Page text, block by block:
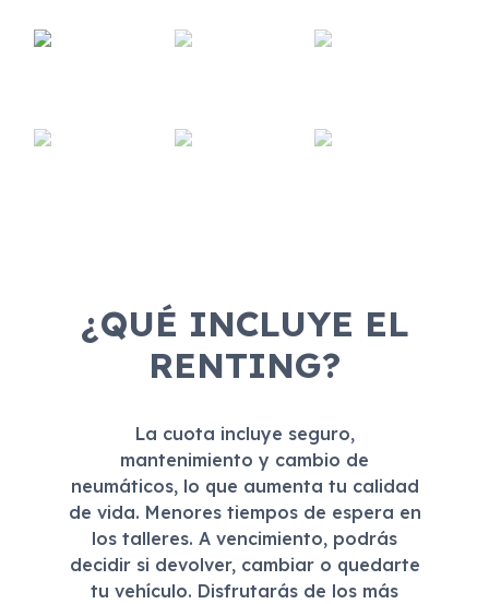
¿QUÉ INCLUYE EL
RENTING?
La cuota incluye seguro,
mantenimiento y cambio de
neumáticos, lo que aumenta tu calidad
de vida. Menores tiempos de espera en
los talleres. A vencimiento, podrás
decidir si devolver, cambiar o quedarte
tu vehículo. Disfrutarás de los más